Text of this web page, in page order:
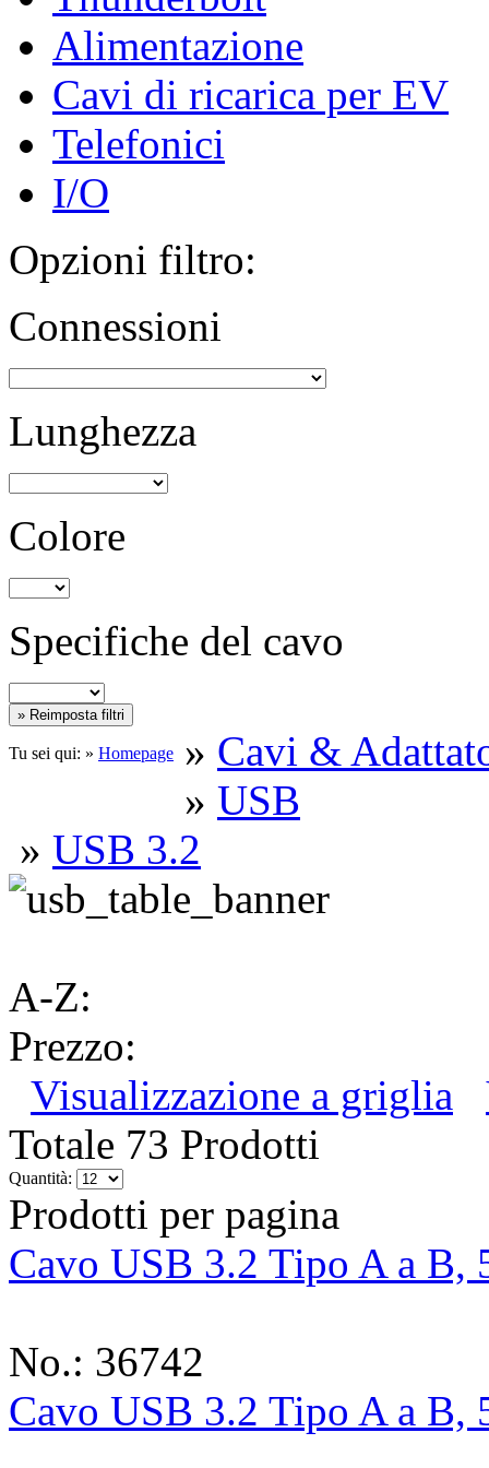
Alimentazione
Cavi di ricarica per EV
Telefonici
I/O
Opzioni filtro:
Connessioni
Lunghezza
Colore
Specifiche del cavo
Tu sei qui: » Homepage » Cavi &
» USB
» USB 3.2
A-Z:
Prezzo:
Visualizzazione a griglia
Totale 73 Prodotti
Quantità:
Prodotti per pagina
Cavo USB 3.2 Tipo A a B,
No.: 36742
Cavo USB 3.2 Tipo A a B,